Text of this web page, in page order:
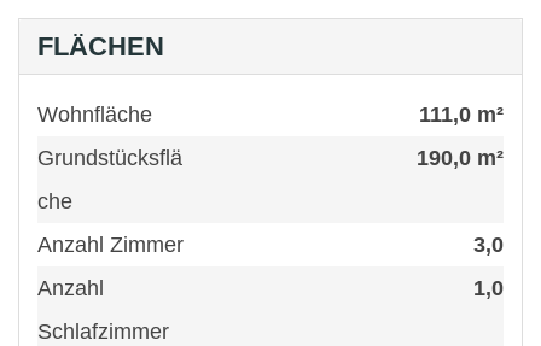
FLÄCHEN
Wohnfläche
111,0 m²
Grundstücksflä
che
190,0 m²
Anzahl Zimmer
3,0
Anzahl
Schlafzimmer
1,0